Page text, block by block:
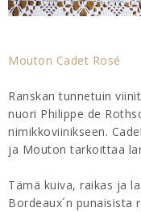
Mouton Cadet Rosé
Ranskan tunnetuin
nuori Philippe de
nimikkoviinikseen.
ja Mouton tarkoittaa
Tämä kuiva, raikas ja
Bordeaux´n punaisista